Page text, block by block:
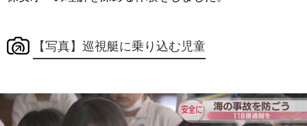
【写真】巡視艇に乗り込む児童